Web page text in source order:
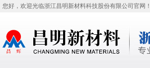
您好，欢迎光临浙江昌明新材料科技股份有限公司官网！